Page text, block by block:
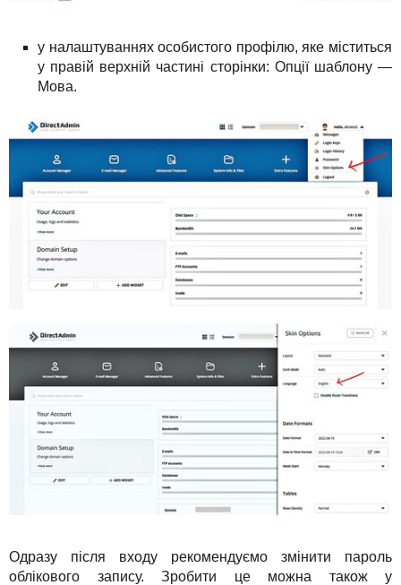
у налаштуваннях особистого профілю, яке міститься
у правій верхній частині сторінки: Опції шаблону —
Мова.
Одразу після входу рекомендуємо змінити пароль
облікового запису. Зробити це можна також у